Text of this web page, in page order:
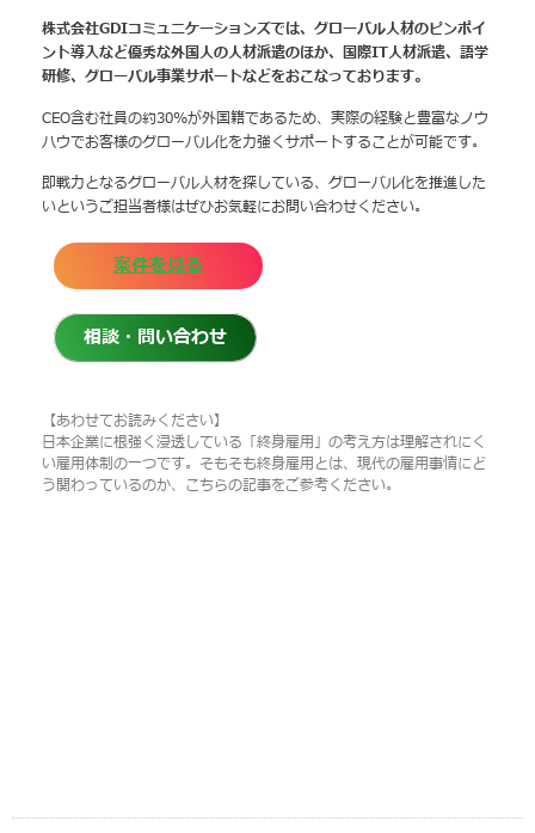
株式会社GDIコミュニケーションズでは、グローバル人材のピンポイ
ント導入など優秀な外国人の人材派遣のほか、国際IT人材派遣、語学
研修、グローバル事業サポートなどをおこなっております。
CEO含む社員の約30%が外国籍であるため、実際の経験と豊富なノウ
ハウでお客様のグローバル化を力強くサポートすることが可能です。
即戦力となるグローバル人材を探している、グローバル化を推進した
いというご担当者様はぜひお気軽にお問い合わせください。
案件を見る
相談・問い合わせ
【あわせてお読みください】
日本企業に根強く浸透している「終身雇用」の考え方は理解されにく
い雇用体制の一つです。そもそも終身雇用とは、現代の雇用事情にど
う関わっているのか、こちらの記事をご参考ください。